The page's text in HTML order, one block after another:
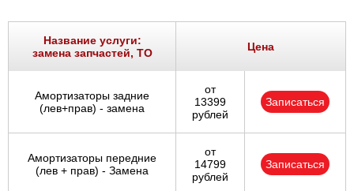
Название услуги:
замена запчастей, ТО
Цена
Амортизаторы задние
(лев+прав) - замена
от
13399
рублей
Записаться
Амортизаторы передние
(лев + прав) - Замена
от
14799
рублей
Записаться